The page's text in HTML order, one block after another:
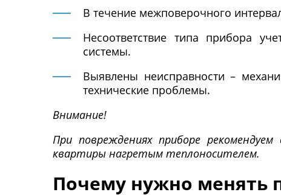
В течение межповерочного
Несоответствие типа прибора
системы.
Выявлены неисправности –
технические проблемы.
Внимание!
При повреждениях приборе
квартиры нагретым теплоносителем.
Почему нужно менять